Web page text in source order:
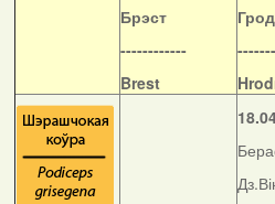
Брэст
------------
Brest